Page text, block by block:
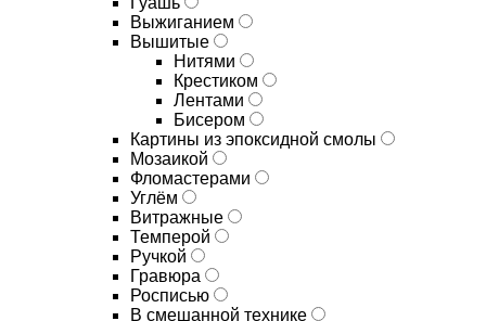
Выжиганием
Вышитые
Нитями
Крестиком
Лентами
Бисером
Картины из эпоксидной смолы
Мозаикой
Фломастерами
Углём
Витражные
Темперой
Ручкой
Гравюра
Росписью
В смешанной технике